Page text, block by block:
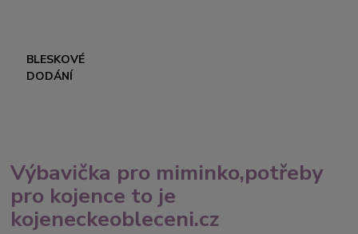
BLESKOVÉ
DODÁNÍ
Výbavička pro miminko,potřeby
pro kojence to je
kojeneckeobleceni.cz